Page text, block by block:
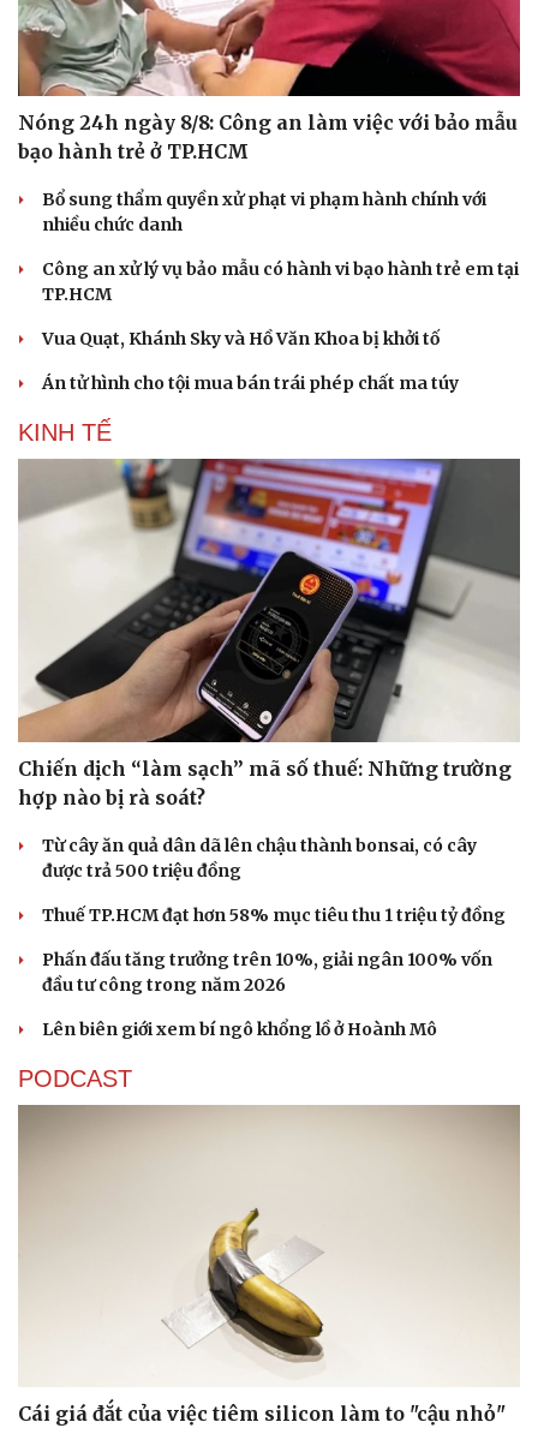
Du lịch
Podcast
Câu chuyện thời sự
Đọc truyện đêm khuya
Cửa sổ tình yêu
Kể chuyện cho bé
Hạt giống tâm hồn
Nóng 24h ngày 8/8: Công an làm việc với bảo mẫu
bạo hành trẻ ở TP.HCM
Bổ sung thẩm quyền xử phạt vi phạm hành chính với
nhiều chức danh
Công an xử lý vụ bảo mẫu có hành vi bạo hành trẻ em tại
TP.HCM
Vua Quạt, Khánh Sky và Hồ Văn Khoa bị khởi tố
Án tử hình cho tội mua bán trái phép chất ma túy
KINH TẾ
Chiến dịch “làm sạch” mã số thuế: Những trường
hợp nào bị rà soát?
Từ cây ăn quả dân dã lên chậu thành bonsai, có cây
được trả 500 triệu đồng
Thuế TP.HCM đạt hơn 58% mục tiêu thu 1 triệu tỷ đồng
Phấn đấu tăng trưởng trên 10%, giải ngân 100% vốn
đầu tư công trong năm 2026
Lên biên giới xem bí ngô khổng lồ ở Hoành Mô
PODCAST
Cái giá đắt của việc tiêm silicon làm to "cậu nhỏ"